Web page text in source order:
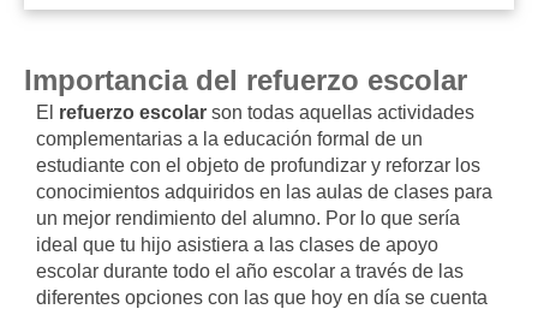
Importancia del refuerzo escolar
El refuerzo escolar son todas aquellas actividades
complementarias a la educación formal de un
estudiante con el objeto de profundizar y reforzar los
conocimientos adquiridos en las aulas de clases para
un mejor rendimiento del alumno. Por lo que sería
ideal que tu hijo asistiera a las clases de apoyo
escolar durante todo el año escolar a través de las
diferentes opciones con las que hoy en día se cuenta